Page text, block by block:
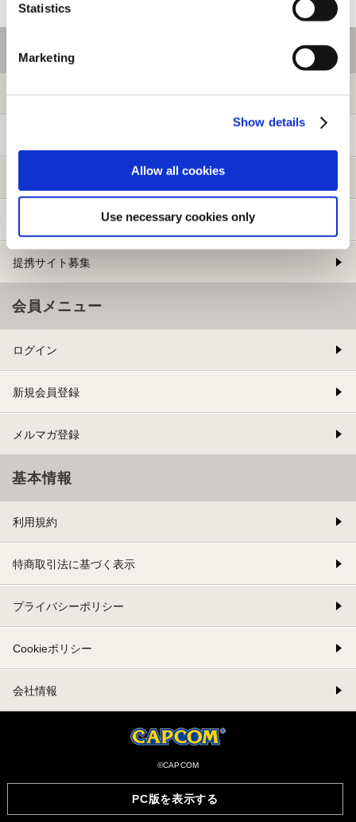
Statistics
Marketing
Show details
Allow all cookies
Use necessary cookies only
PC版を表示する
ご利用情報
初めての方へ
提携サイト募集
会員メニュー
ログイン
新規会員登録
メルマガ登録
基本情報
利用規約
特商取引法に基づく表示
プライバシーポリシー
Cookieポリシー
会社情報
©CAPCOM